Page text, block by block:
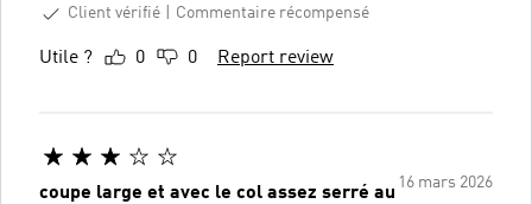
Client vérifié
Commentaire récompensé
Utile ? 0 0 Report review
16 mars 2026
coupe large et avec le col assez serré au